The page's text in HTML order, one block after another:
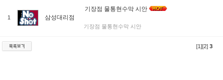
1 삼성대리점
기장점 물통현수막 시안
기장점 물통현수막 시안
[1][2] 3